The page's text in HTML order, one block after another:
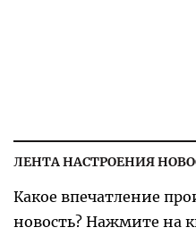
ЛЕНТА НАСТРОЕНИЯ
Какое впечатление
новость? Нажмите на